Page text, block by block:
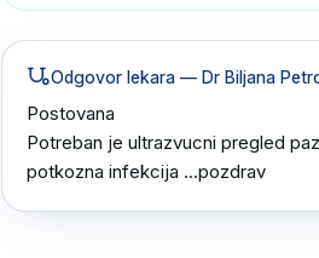
Odgovor lekara — Dr Biljana
Postovana
Potreban je ultrazvucni pregled
potkozna infekcija ...pozdrav